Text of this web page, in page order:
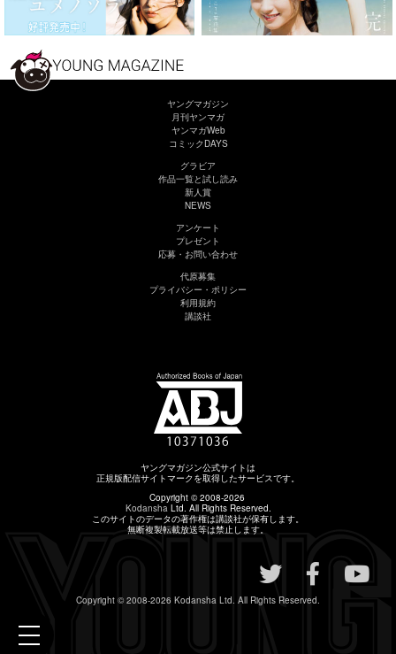
toggle
ヤングマガジン
月刊ヤンマガ
ヤンマガWeb
コミックDAYS
グラビア
作品一覧と試し読み
新人賞
NEWS
アンケート
プレゼント
応募・お問い合わせ
代原募集
プライバシー・ポリシー
利用規約
講談社
ヤングマガジン公式サイトは
正規版配信サイトマークを取得したサービスです。
Copyright © 2008-2026
KodanshaLtd. All Rights Reserved.
このサイトのデータの著作権は講談社が保有します。
無断複製転載放送等は禁止します。
Copyright © 2008-2026 Kodansha Ltd. All Rights Reserved.